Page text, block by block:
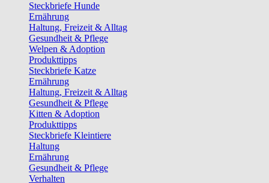
Steckbriefe Hunde
Ernährung
Haltung, Freizeit & Alltag
Gesundheit & Pflege
Welpen & Adoption
Produkttipps
Steckbriefe Katze
Ernährung
Haltung, Freizeit & Alltag
Gesundheit & Pflege
Kitten & Adoption
Produkttipps
Steckbriefe Kleintiere
Haltung
Ernährung
Gesundheit & Pflege
Verhalten